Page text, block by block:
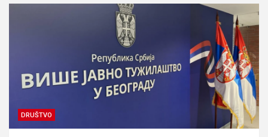
DRUŠTVO